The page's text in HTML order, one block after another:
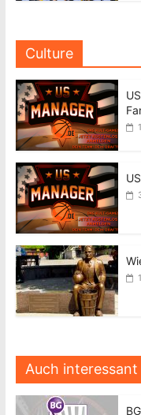
Culture
Auch interessant